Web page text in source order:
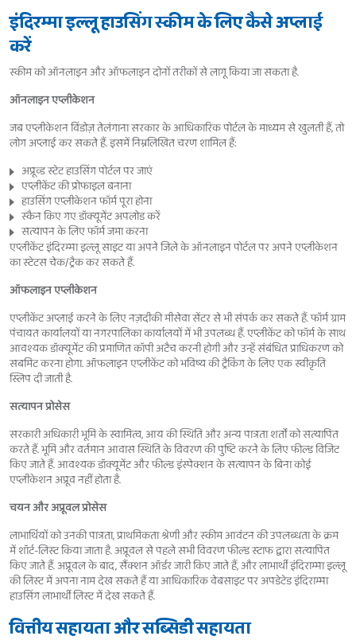
इंदिरम्मा इल्लू हाउसिंग स्कीम के लिए कैसे अप्लाई
करें
स्कीम को ऑनलाइन और ऑफलाइन दोनों तरीकों से लागू किया जा सकता है.
ऑनलाइन एप्लीकेशन
जब एप्लीकेशन विंडोज़ तेलंगाना सरकार के आधिकारिक पोर्टल के माध्यम से खुलती हैं, तो
लोग अप्लाई कर सकते हैं. इसमें निम्नलिखित चरण शामिल हैं:
अप्रूव्ड स्टेट हाउसिंग पोर्टल पर जाएं
एप्लीकेंट की प्रोफाइल बनाना
हाउसिंग एप्लीकेशन फॉर्म पूरा होना
स्कैन किए गए डॉक्यूमेंट अपलोड करें
सत्यापन के लिए फॉर्म जमा करना
एप्लीकेंट इंदिरम्मा इल्लू साइट या अपने जिले के ऑनलाइन पोर्टल पर अपने एप्लीकेशन
का स्टेटस चेक/ट्रैक कर सकते हैं.
ऑफलाइन एप्लीकेशन
एप्लीकेंट अप्लाई करने के लिए नज़दीकी मीसेवा सेंटर से भी संपर्क कर सकते हैं. फॉर्म ग्राम
पंचायत कार्यालयों या नगरपालिका कार्यालयों में भी उपलब्ध हैं. एप्लीकेंट को फॉर्म के साथ
आवश्यक डॉक्यूमेंट की प्रमाणित कॉपी अटैच करनी होगी और उन्हें संबंधित प्राधिकरण को
सबमिट करना होगा. ऑफलाइन एप्लीकेंट को भविष्य की ट्रैकिंग के लिए एक स्वीकृति
स्लिप दी जाती है.
सत्यापन प्रोसेस
सरकारी अधिकारी भूमि के स्वामित्व, आय की स्थिति और अन्य पात्रता शर्तों को सत्यापित
करते हैं. भूमि और वर्तमान आवास स्थिति के विवरण की पुष्टि करने के लिए फील्ड विजिट
किए जाते हैं. आवश्यक डॉक्यूमेंट और फील्ड इंस्पेक्शन के सत्यापन के बिना कोई
एप्लीकेशन अप्रूव नहीं होता है.
चयन और अप्रूवल प्रोसेस
लाभार्थियों को उनकी पात्रता, प्राथमिकता श्रेणी और स्कीम आवंटन की उपलब्धता के क्रम
में शॉर्ट-लिस्ट किया जाता है. अप्रूवल से पहले सभी विवरण फील्ड स्टाफ द्वारा सत्यापित
किए जाते हैं. अप्रूवल के बाद, सैंक्शन ऑर्डर जारी किए जाते हैं, और लाभार्थी इंदिराम्मा इल्लू
की लिस्ट में अपना नाम देख सकते हैं या आधिकारिक वेबसाइट पर अपडेटेड इंदिराम्मा
हाउसिंग लाभार्थी लिस्ट में देख सकते हैं.
वित्तीय सहायता और सब्सिडी सहायता